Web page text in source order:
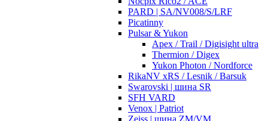
PARD | SA/NV008/S/LRF
Picatinny
Pulsar & Yukon
Apex / Trail / Digisight ultra
Thermion / Digex
Yukon Photon / Nordforce
RikaNV xRS / Lesnik / Barsuk
Swarovski | шина SR
SFH VARD
Venox | Patriot
Zeiss | шина ZM/VM